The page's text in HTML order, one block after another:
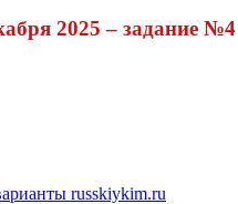
2025 – задание №4
russkiykim.ru